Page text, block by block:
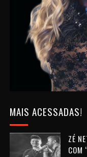
MAIS ACESSADAS!
ZÉ
COM